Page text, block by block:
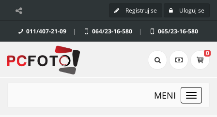
Registruj se Uloguj se
011/407-21-09 | 064/23-16-580 | 065/23-16-580
0
Toggle
MENI